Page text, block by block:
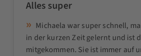
Alles super
Michaela war super schnell,
in der kurzen Zeit gelernt und ist
mitgekommen. Sie ist immer auf